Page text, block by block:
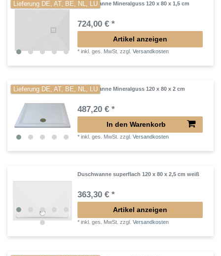
Lieferung DE, AT, BE, NL, LUDuschwanne Mineralguss 120 x 80 x 1,5 cm
724,00 € *
Artikel anzeigen
*inkl. ges. MwSt. zzgl.Versandkosten
Lieferung DE, AT, BE, NL, LUDuschwanne Mineralguss 120 x 80 x 2 cm
487,20 € *
In den Warenkorb
*inkl. ges. MwSt. zzgl.Versandkosten
Duschwanne superflach 120 x 80 x 2,5 cm weiß
363,30 € *
Artikel anzeigen
*inkl. ges. MwSt. zzgl.Versandkosten